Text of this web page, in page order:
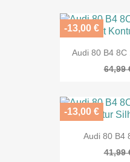
Audi 80 B4 8C
64,99
-13,00 €
Audi 80 B4
41,99
-13,00 €